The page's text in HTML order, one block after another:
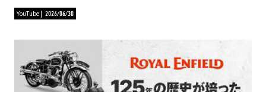
YouTube 2026/06/30